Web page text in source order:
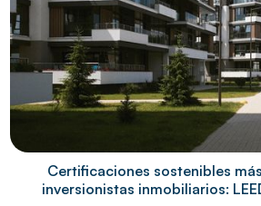
Certificaciones sostenibles
inversionistas inmobiliarios: